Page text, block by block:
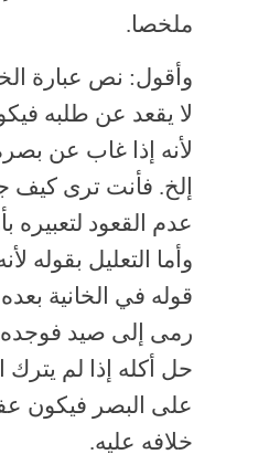
ملخصا.
وأقول: نص عبارة
لا يقعد عن طلبه
لأنه إذا غاب عن
إلخ. فأنت ترى كيف
عدم القعود لتعبيره
وأما التعليل بقوله
قوله في الخانية
رمى إلى صيد فوجده
حل أكله إذا لم يترك
على البصر فيكون
خلافه عليه.